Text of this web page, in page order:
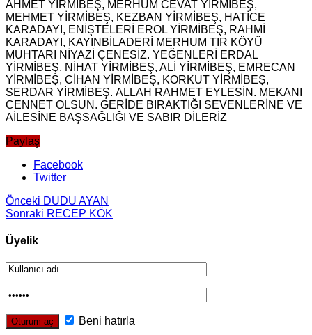
AHMET YİRMİBEŞ, MERHUM CEVAT YİRMİBEŞ,
MEHMET YİRMİBEŞ, KEZBAN YİRMİBEŞ, HATİCE
KARADAYI, ENİŞTELERİ EROL YİRMİBEŞ, RAHMİ
KARADAYI, KAYINBİLADERİ MERHUM TIR KÖYÜ
MUHTARI NİYAZİ ÇENESİZ. YEĞENLERİ ERDAL
YİRMİBEŞ, NİHAT YİRMİBEŞ, ALİ YİRMİBEŞ, EMRECAN
YİRMİBEŞ, CİHAN YİRMİBEŞ, KORKUT YİRMİBEŞ,
SERDAR YİRMİBEŞ. ALLAH RAHMET EYLESİN. MEKANI
CENNET OLSUN. GERİDE BIRAKTIĞI SEVENLERİNE VE
AİLESİNE BAŞSAĞLIĞI VE SABIR DİLERİZ
Paylaş
Facebook
Twitter
Önceki DUDU AYAN
Sonraki RECEP KÖK
Üyelik
Beni hatırla